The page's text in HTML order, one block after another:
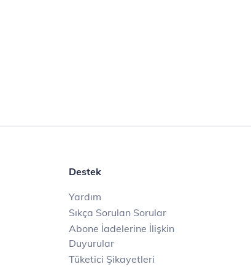
Destek
Yardım
Sıkça Sorulan Sorular
Abone İadelerine İlişkin
Duyurular
Tüketici Şikayetleri